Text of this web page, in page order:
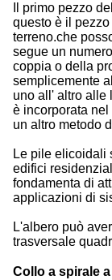
Il primo pezzo
questo è il
terreno.che
segue un
coppia o della
semplicemente
uno all' altro alle
è incorporata
un altro metodo
Le pile elicoidali
edifici
fondamenta di
applicazioni di
L'albero può
trasversale
Collo a spirale